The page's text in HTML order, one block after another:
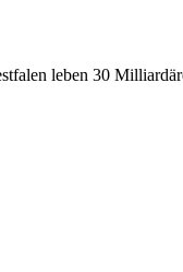
leben 30